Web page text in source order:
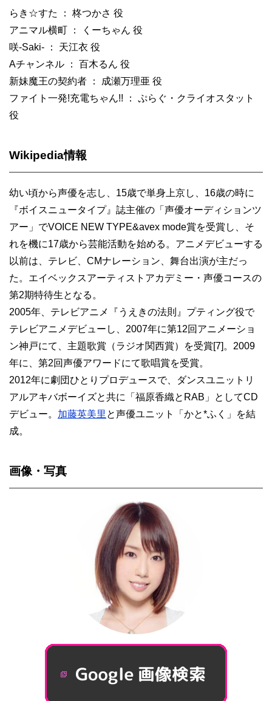
らき☆すた ： 柊つかさ 役
アニマル横町 ： くーちゃん 役
咲-Saki- ： 天江衣 役
Aチャンネル ： 百木るん 役
新妹魔王の契約者 ： 成瀬万理亜 役
ファイト一発!充電ちゃん!! ： ぷらぐ・クライオスタット
役
Wikipedia情報
幼い頃から声優を志し、15歳で単身上京し、16歳の時に
『ボイスニュータイプ』誌主催の「声優オーディションツ
アー」でVOICE NEW TYPE&avex mode賞を受賞し、そ
れを機に17歳から芸能活動を始める。アニメデビューする
以前は、テレビ、CMナレーション、舞台出演が主だっ
た。エイベックスアーティストアカデミー・声優コースの
第2期特待生となる。
2005年、テレビアニメ『うえきの法則』プティング役で
テレビアニメデビューし、2007年に第12回アニメーショ
ン神戸にて、主題歌賞（ラジオ関西賞）を受賞[7]。2009
年に、第2回声優アワードにて歌唱賞を受賞。
2012年に劇団ひとりプロデュースで、ダンスユニットリ
アルアキバボーイズと共に「福原香織とRAB」としてCD
デビュー。 加藤英美里 と声優ユニット「かと*ふく」を結
成。
画像・写真